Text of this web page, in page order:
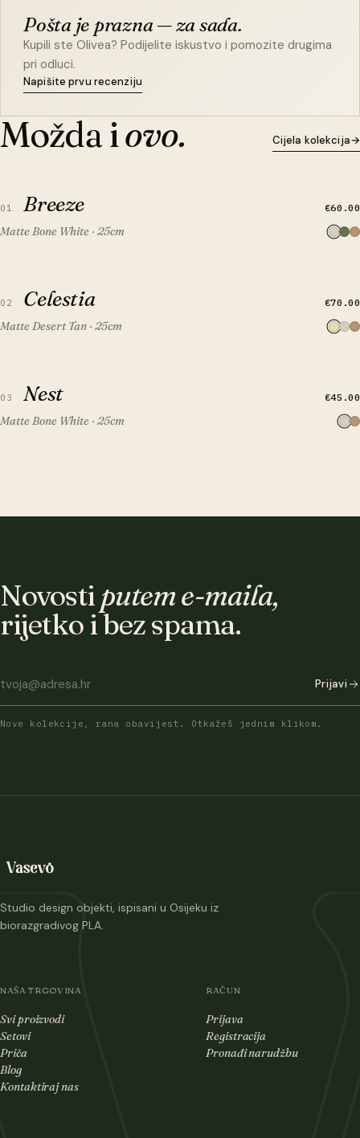
Pošta je prazna — za sada.
Kupili ste Olivea? Podijelite iskustvo i pomozite drugima
pri odluci.
Napišite prvu recenziju
Možda iovo. Cijela kolekcija→
01 Breeze €60.00
Matte Bone White · 25cm
02 Celestia €70.00
Matte Desert Tan · 25cm
03 Nest €45.00
Matte Bone White · 25cm
Novosti putem e-maila,
rijetko i bez spama.
Prijavi
Nove kolekcije, rana obavijest. Otkažeš jednim klikom.
Studio design objekti, ispisani u Osijeku iz
biorazgradivog PLA.
NAŠA TRGOVINA
Svi proizvodi
Setovi
Priča
Blog
Kontaktiraj nas
RAČUN
Prijava
Registracija
Pronađi narudžbu